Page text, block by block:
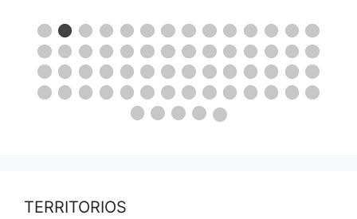
TERRITORIOS